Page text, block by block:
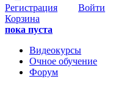
Регистрация
Войти
Корзина
пока пуста
Видеокурсы
Очное обучение
Форум